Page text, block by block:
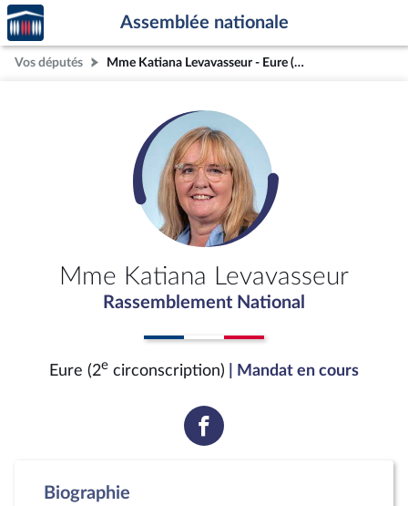
Aller au contenu
Aller en bas de la page
Accèder
à la
page
d'accueil
Assemblée nationale
Vos députés Mme Katiana Levavasseur - Eure (2e circonscription)
Mme Katiana Levavasseur
Rassemblement National
Eure (2e circonscription) | Mandat en cours
Voir
la
Biographie